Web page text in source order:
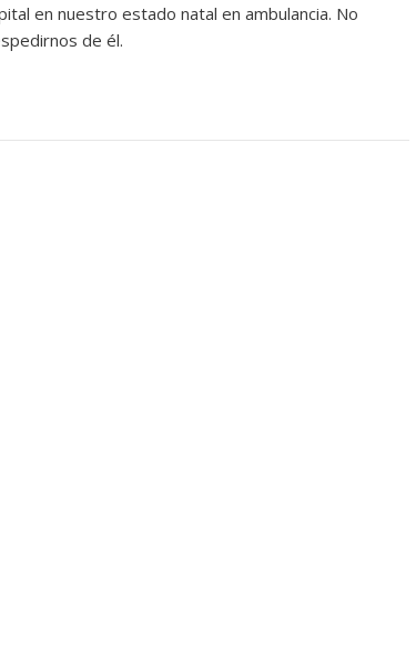
en nuestro estado natal en ambulancia. No
de él.